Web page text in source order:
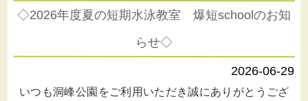
◇2026年度夏の短期水泳教室 爆短schoolのお知
らせ◇
2026-06-29
いつも洞峰公園をご利用いただき誠にありがとうござ